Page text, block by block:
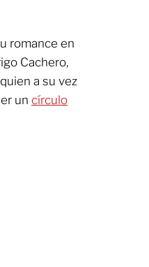
romance en
Cachero,
a su vez
un círculo